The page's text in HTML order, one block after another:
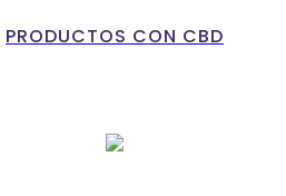
PRODUCTOS CON CBD